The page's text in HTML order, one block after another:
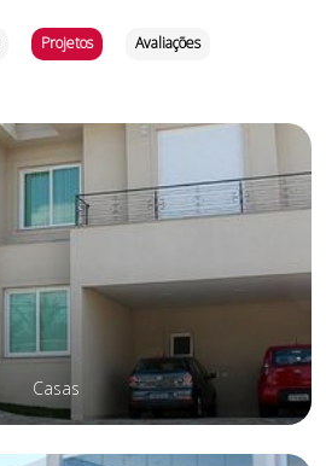
Projetos Avaliações
Casas